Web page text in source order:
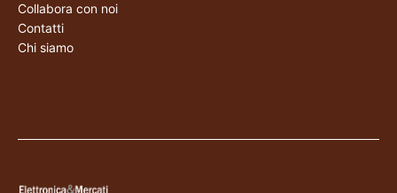
Collabora con noi
Contatti
Chi siamo